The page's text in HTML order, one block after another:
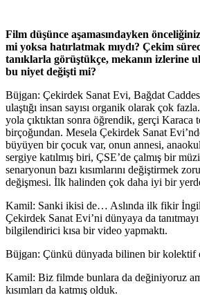
Film düşünce aşamasındayken
mi yoksa hatırlatmak mıydı? Çekim
tanıklarla görüştükçe, mekanın izlerine
bu niyet değişti mi?
Büjgan: Çekirdek Sanat Evi, Bağdat
ulaştığı insan sayısı organik olarak çok
yola çıktıktan sonra öğrendik, gerçi Karaca
birçoğundan. Mesela Çekirdek Sanat
büyüyen bir çocuk var, onun annesi,
sergiye katılmış biri, ÇSE’de çalmış bir
senaryonun bazı kısımlarını değiştirmek
değişmesi. İlk halinden çok daha iyi bir
Kamil: Sanki ikisi de… Aslında ilk fikir
Çekirdek Sanat Evi’ni dünyaya da
bilgilendirici kısa bir video yapmaktı.
Büjgan: Çünkü dünyada bilinen bir kolektif
Kamil: Biz filmde bunlara da değiniyoruz
kısımları da katmış olduk.